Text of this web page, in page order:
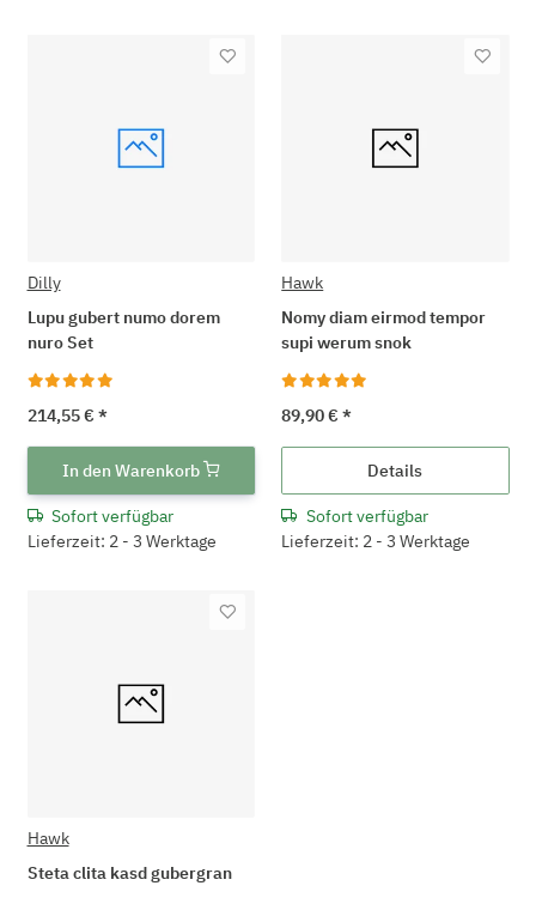
Dilly
Lupu gubert numo dorem
nuro Set
214,55 € *
In den Warenkorb
Sofort verfügbar
Lieferzeit: 2 - 3 Werktage
Hawk
Nomy diam eirmod tempor
supi werum snok
89,90 €*
Details
Sofort verfügbar
Lieferzeit: 2 - 3 Werktage
Hawk
Steta clita kasd gubergran